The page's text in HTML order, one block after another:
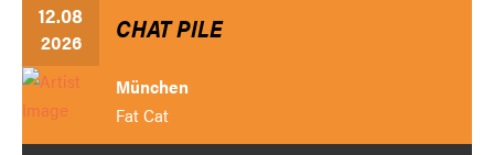
12.08
2026 CHAT PILE
München
Fat Cat